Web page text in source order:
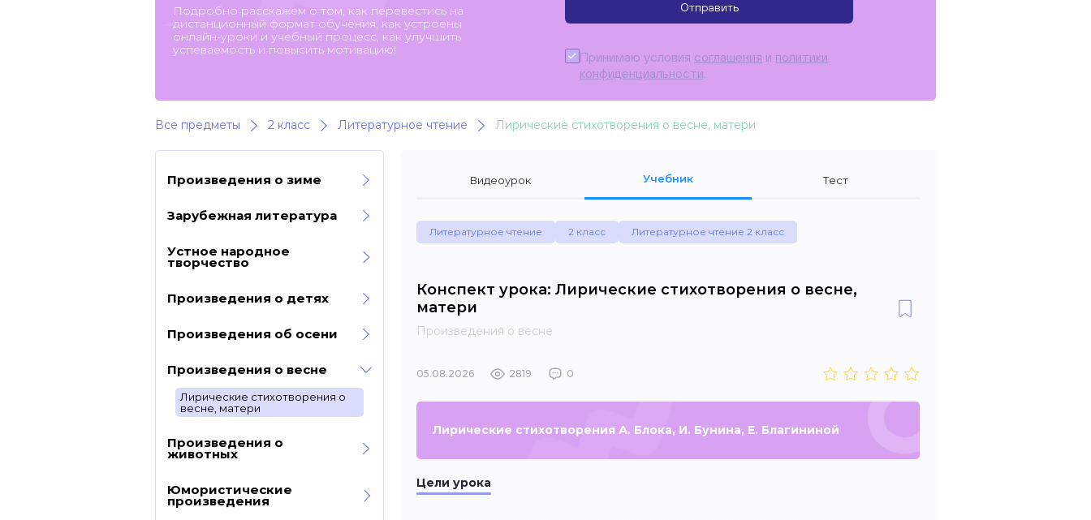
Подробно расскажем о том, как перевестись на
дистанционный формат обучения, как устроены
онлайн-уроки и учебный процесс, как улучшить
успеваемость и повысить мотивацию!
Отправить
Принимаю условия соглашения и политики
конфиденциальности
Все предметы 2 класс Литературное чтение Лирические стихотворения о весне, матери
Произведения о зиме
Зарубежная литература
Устное народное
творчество
Произведения о детях
Произведения об осени
Произведения о весне
Лирические стихотворения о
весне, матери
Произведения о
животных
Юмористические
произведения
Видеоурок Учебник Тест
Литературное чтение 2 класс Литературное чтение 2 класс
Конспект урока: Лирические стихотворения о весне,
матери
Произведения о весне
05.08.2026 2819 0
Лирические стихотворения А. Блока, И. Бунина, Е. Благининой
Цели урока